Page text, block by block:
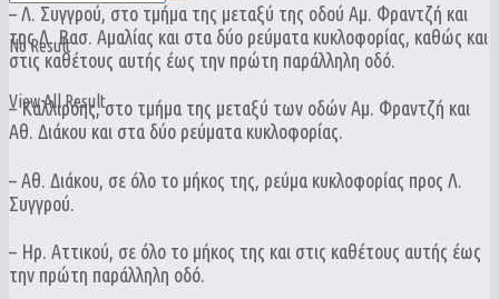
No Result
View All Result
– Λ. Συγγρού, στο τμήμα της μεταξύ της οδού Αμ. Φραντζή και
της Λ. Βασ. Αμαλίας και στα δύο ρεύματα κυκλοφορίας, καθώς και
στις καθέτους αυτής έως την πρώτη παράλληλη οδό.
– Καλλιρόης, στο τμήμα της μεταξύ των οδών Αμ. Φραντζή και
Αθ. Διάκου και στα δύο ρεύματα κυκλοφορίας.
– Αθ. Διάκου, σε όλο το μήκος της, ρεύμα κυκλοφορίας προς Λ.
Συγγρού.
– Ηρ. Αττικού, σε όλο το μήκος της και στις καθέτους αυτής έως
την πρώτη παράλληλη οδό.